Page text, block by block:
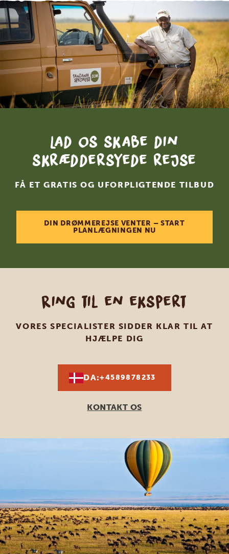
Lad os skabe din
skræddersyede rejse
FÅ ET GRATIS OG UFORPLIGTENDE TILBUD
DIN DRØMMEREJSE VENTER – START
PLANLÆGNINGEN NU
Ring til en ekspert
VORES SPECIALISTER SIDDER KLAR TIL AT
HJÆLPE DIG
DA:+4589878233
KONTAKT OS